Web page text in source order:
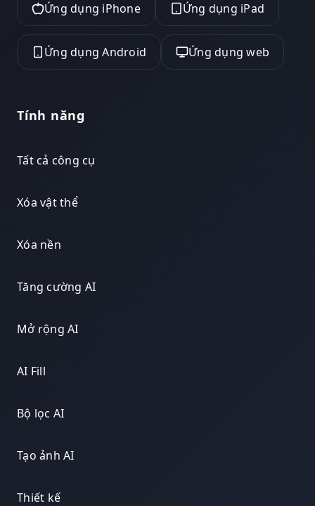
Ứng dụng iPhone Ứng dụng iPad
Ứng dụng Android Ứng dụng web
Tính năng
Tất cả công cụ
Xóa vật thể
Xóa nền
Tăng cường AI
Mở rộng AI
AI Fill
Bộ lọc AI
Tạo ảnh AI
Thiết kế